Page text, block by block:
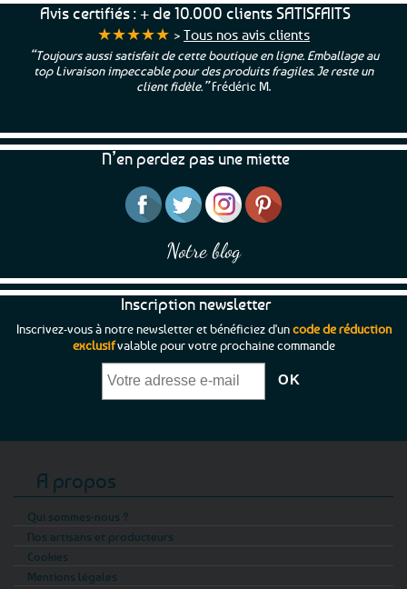
a
plusieurs
variations.
Les
options
choisies
sur
page
du
produit
Avis certifiés : + de 10.000 clients SATISFAITS
★★★★★ > Tous nos avis clients
“Toujours aussi satisfait de cette boutique en ligne. Emballage au
top Livraison impeccable pour des produits fragiles. Je reste un
client fidèle.”Frédéric M.
N’en perdez pas une miette
Notre blog
Inscription newsletter
Inscrivez-vous à notre newsletter et bénéficiez d'uncode de réduction
exclusifvalable pour votre prochaine commande
A propos
Qui sommes-nous ?
Nos artisans et producteurs
Cookies
Mentions légales